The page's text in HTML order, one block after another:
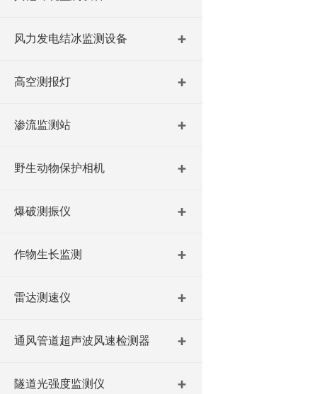
风力发电结冰监测设备
高空测报灯
渗流监测站
野生动物保护相机
爆破测振仪
作物生长监测
雷达测速仪
通风管道超声波风速检测器
隧道光强度监测仪